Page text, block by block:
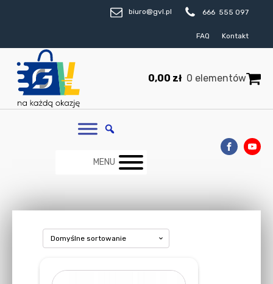
biuro@gvl.pl 666 555 097
FAQ Kontakt
0,00 zł 0 elementów
MENU